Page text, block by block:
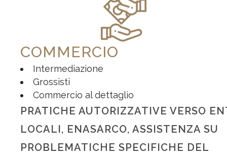
COMMERCIO
Intermediazione
Grossisti
Commercio al dettaglio
PRATICHE AUTORIZZATIVE VERSO
LOCALI, ENASARCO, ASSISTENZA SU
PROBLEMATICHE SPECIFICHE DEL